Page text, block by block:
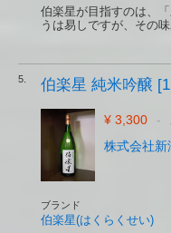
伯楽星が目指すのは、
うは易しですが、その
5. 伯楽星 純米吟醸
¥ 3,300 -
株式会社新
ブランド
伯楽星(はくらくせい)